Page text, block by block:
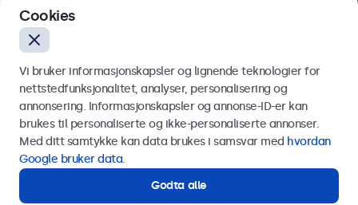
Norsk
Send
Eller ring oss på
Cookies
Vi bruker informasjonskapsler og lignende teknologier for
nettstedfunksjonalitet, analyser, personalisering og
annonsering. Informasjonskapsler og annonse-ID-er kan
brukes til personaliserte og ikke-personaliserte annonser.
Med ditt samtykke kan data brukes i samsvar med hvordan
Google bruker data.
Godta alle